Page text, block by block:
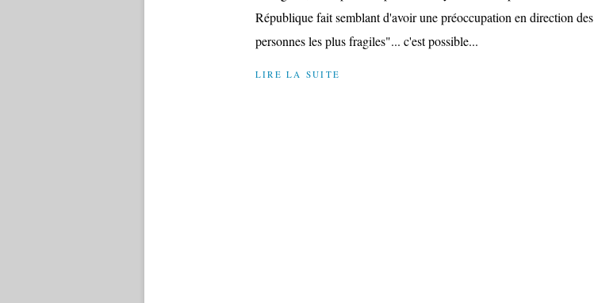
République fait semblant d'avoir une préoccupation en direction des
personnes les plus fragiles"... c'est possible...
LIRE LA SUITE